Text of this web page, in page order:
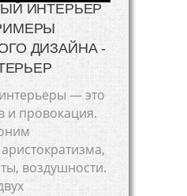
ИНТЕРЬЕР
ДИЗАЙНА -
— это
и провокация.
воздушности.